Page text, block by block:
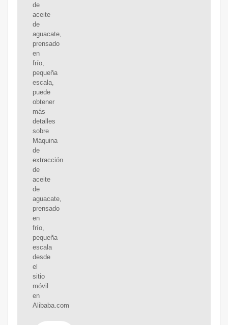
de
aceite
de
aguacate,
prensado
en
frío,
pequeña
escala,
puede
obtener
más
detalles
sobre
Máquina
de
extracción
de
aceite
de
aguacate,
prensado
en
frío,
pequeña
escala
desde
el
sitio
móvil
en
Alibaba.com